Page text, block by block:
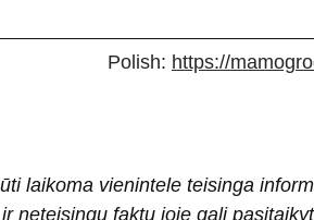
Polish: https://
laikoma vienintele teisinga
neteisingų faktų joje gali